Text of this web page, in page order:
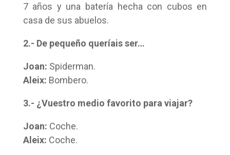
7 años y una batería hecha con cubos en
casa de sus abuelos.
2.- De pequeño queríais ser…
Joan: Spiderman.
Aleix: Bombero.
3.- ¿Vuestro medio favorito para viajar?
Joan: Coche.
Aleix: Coche.